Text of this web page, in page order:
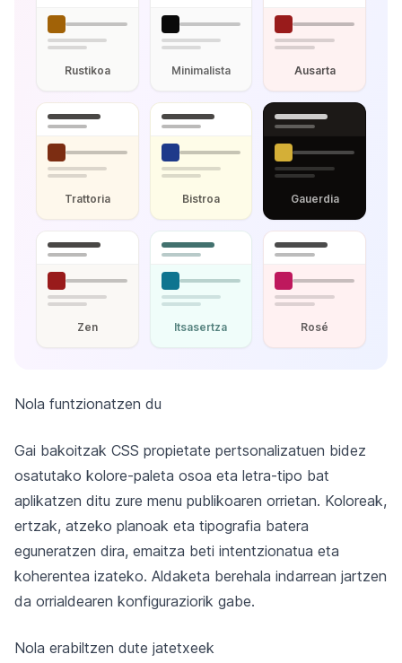
Rustikoa Minimalista Ausarta
Trattoria Bistroa Gauerdia
Zen Itsasertza Rosé
Nola funtzionatzen du
Gai bakoitzak CSS propietate pertsonalizatuen bidez
osatutako kolore-paleta osoa eta letra-tipo bat
aplikatzen ditu zure menu publikoaren orrietan. Koloreak,
ertzak, atzeko planoak eta tipografia batera
eguneratzen dira, emaitza beti intentzionatua eta
koherentea izateko. Aldaketa berehala indarrean jartzen
da orrialdearen konfiguraziorik gabe.
Nola erabiltzen dute jatetxeek